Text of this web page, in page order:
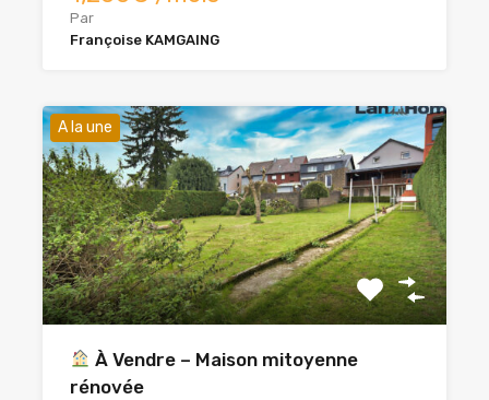
Par
Françoise KAMGAING
A la une
À Vendre – Maison mitoyenne
rénovée